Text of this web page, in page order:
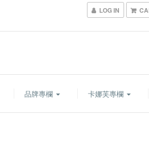
LOG IN
品牌專欄 卡娜芙專欄